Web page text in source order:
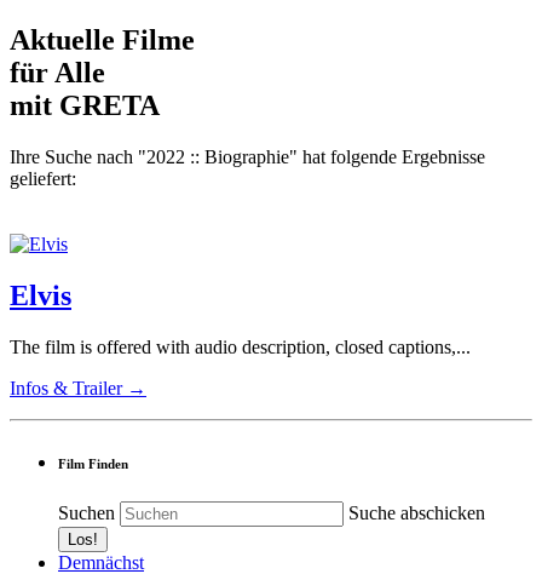
Aktuelle Filme
für Alle
mit GRETA
Ihre Suche nach "2022 :: Biographie" hat folgende Ergebnisse
geliefert:
Elvis
The film is offered with audio description, closed captions,...
Infos & Trailer →
Film Finden
Suchen Suche abschicken
Demnächst